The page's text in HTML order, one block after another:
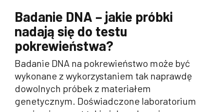
Badanie DNA – jakie próbki
nadają się do testu
pokrewieństwa?
Badanie DNA na pokrewieństwo może być
wykonane z wykorzystaniem tak naprawdę
dowolnych próbek z materiałem
genetycznym. Doświadczone laboratorium